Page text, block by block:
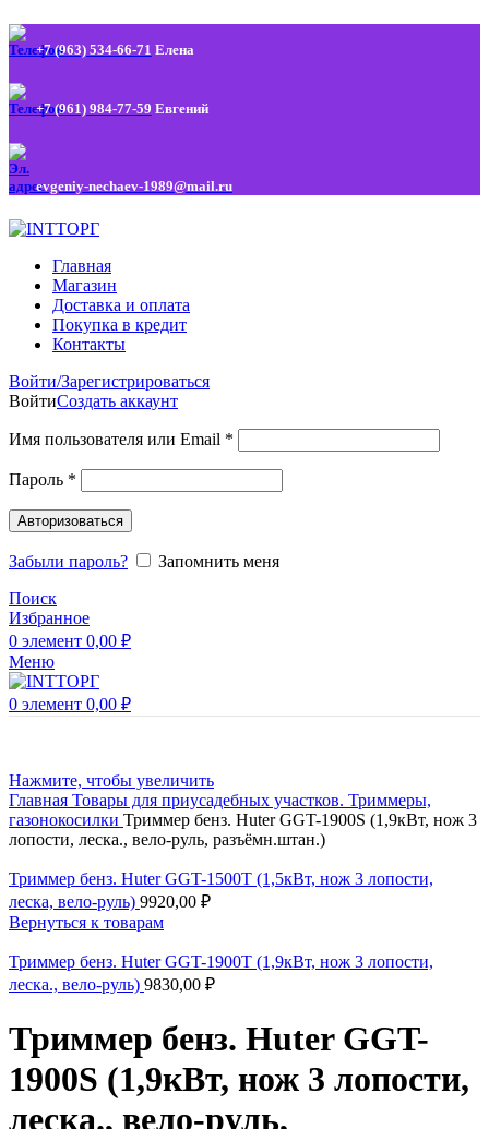
+7 (963) 534-66-71 Елена
+7 (961) 984-77-59 Евгений
evgeniy-nechaev-1989@mail.ru
Главная
Магазин
Доставка и оплата
Покупка в кредит
Контакты
Войти/Зарегистрироваться
ВойтиСоздать аккаунт
Имя пользователя или Email *
Пароль *
Авторизоваться
Забыли пароль?
Запомнить меня
Поиск
Избранное
0 элемент 0,00 ₽
Меню
0 элемент 0,00 ₽
Нажмите, чтобы увеличить
Главная Товары для приусадебных участков. Триммеры,
газонокосилки Триммер бенз. Huter GGT-1900S (1,9кВт, нож 3
лопости, леска., вело-руль, разъёмн.штан.)
Триммер бенз. Huter GGT-1500T (1,5кВт, нож 3 лопости,
леска, вело-руль) 9920,00 ₽
Вернуться к товарам
Триммер бенз. Huter GGT-1900T (1,9кВт, нож 3 лопости,
леска., вело-руль) 9830,00 ₽
Триммер бенз. Huter GGT-
1900S (1,9кВт, нож 3 лопости,
леска., вело-руль,